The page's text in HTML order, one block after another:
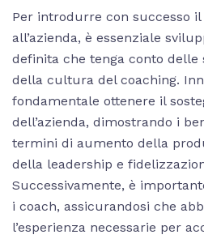
Per introdurre con successo
all’azienda, è essenziale
definita che tenga conto delle
della cultura del coaching.
fondamentale ottenere il
dell’azienda, dimostrando i
termini di aumento della
della leadership e
Successivamente, è
i coach, assicurandosi che
l’esperienza necessarie per